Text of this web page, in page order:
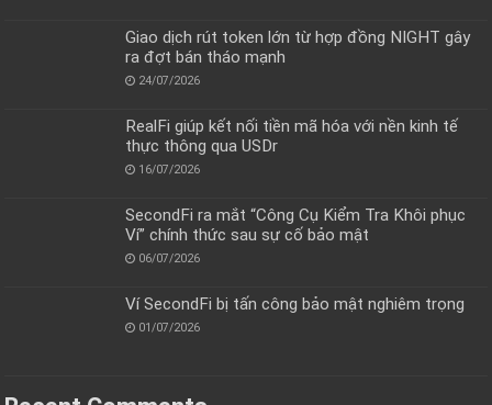
Giao dịch rút token lớn từ hợp đồng NIGHT gây
ra đợt bán tháo mạnh
24/07/2026
RealFi giúp kết nối tiền mã hóa với nền kinh tế
thực thông qua USDr
16/07/2026
SecondFi ra mắt “Công Cụ Kiểm Tra Khôi phục
Ví” chính thức sau sự cố bảo mật
06/07/2026
Ví SecondFi bị tấn công bảo mật nghiêm trọng
01/07/2026